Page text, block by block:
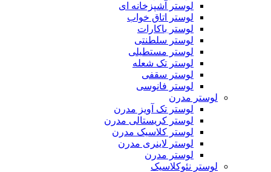
لوستر آشپزخانه ای
لوستر اتاق خواب
لوستر باکارات
لوستر سلطنتی
لوستر مستطیلی
لوستر تک شعله
لوستر سقفی
لوستر فانوسی
لوستر مدرن
لوستر تک آویز مدرن
لوستر کریستالی مدرن
لوستر کلاسیک مدرن
لوستر لاینری مدرن
لوستر مدرن
لوستر نئوکلاسیک